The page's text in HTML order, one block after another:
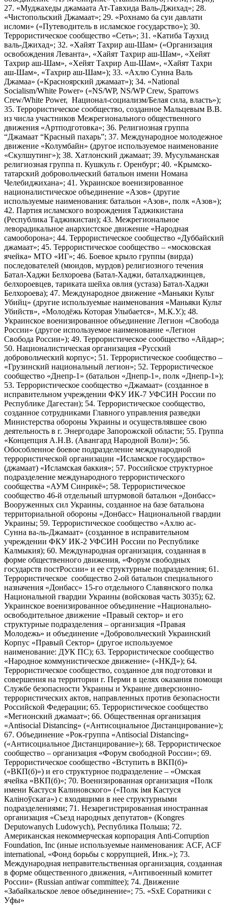
27. «Муджахеды джамаата Ат-Тавхида Валь-Джихад»; 28.
«Чистопольский Джамаат»; 29. «Рохнамо ба суи давлати
исломи» («Путеводитель в исламское государство»); 30.
Террористическое сообщество «Сеть»; 31. «Катиба Таухид
валь-Джихад»; 32. «Хайят Тахрир аш-Шам» («Организация
освобождения Леванта», «Хайят Тахрир аш-Шам», «Хейят
Тахрир аш-Шам», «Хейят Тахрир Аш-Шам», «Хайят Тахри
аш-Шам», «Тахрир аш-Шам»); 33. «Ахлю Сунна Валь
Джамаа» («Красноярский джамаат»); 34. «National
Socialism/White Power» («NS/WP, NS/WP Crew, Sparrows
Crew/White Power, Национал-социализм/Белая сила, власть»);
35. Террористическое сообщество, созданное Мальцевым В.В.
из числа участников Межрегионального общественного
движения «Артподготовка»; 36. Религиозная группа
“Джамаат “Красный пахарь”; 37. Международное молодежное
движение «Колумбайн» (другое используемое наименование
«Скулшутинг»); 38. Хатлонский джамаат; 39. Мусульманская
религиозная группа п. Кушкуль г. Оренбург; 40. «Крымско-
татарский добровольческий батальон имени Номана
Челебиджихана»; 41. Украинское военизированное
националистическое объединение «Азов» (другие
используемые наименования: батальон «Азов», полк «Азов»);
42. Партия исламского возрождения Таджикистана
(Республика Таджикистан); 43. Межрегиональное
леворадикальное анархистское движение «Народная
самооборона»; 44. Террористическое сообщество «Дуббайский
джамаат»; 45. Террористическое сообщество – «московская
ячейка» МТО «ИГ»; 46. Боевое крыло группы (вирда)
последователей (мюидов, мурдов) религиозного течения
Батал-Хаджи Белхороева (Батал-Хаджи, баталхаджинцев,
белхороевцев, тариката шейха овлия (устаза) Батал-Хаджи
Белхороева); 47. Международное движение «Маньяки Культ
Убийц» (другие используемые наименования «Маньяки Культ
Убийств», «Молодёжь Которая Улыбается», М.К.У.); 48.
Украинское военизированное объединение Легион «Свобода
России» (другое используемое наименование «Легион
Свобода России»); 49. Террористическое сообщество «Айдар»;
50. Националистическая организация «Русский
добровольческий корпус»; 51. Террористическое сообщество –
«Грузинский национальный легион»; 52. Террористическое
сообщество «Днепр-1» (батальон «Днепр-1», полк «Днепр-1»);
53. Террористическое сообщество «Джамаат» (созданное в
исправительном учреждении ФКУ ИК-7 УФСИН России по
Республике Дагестан); 54. Террористическое сообщество,
созданное сотрудниками Главного управления разведки
Министерства обороны Украины и осуществлявшее свою
деятельность в г. Энергодаре Запорожской области; 55. Группа
«Концепция А.Н.В. (Авангард Народной Воли)»; 56.
Обособленное боевое подразделение международной
террористической организации «Исламское государство»
(джамаат) «Исламская баккия»; 57. Российское структурное
подразделение международного террористического
сообщества «АУМ Синрикё»; 58. Террористическое
сообщество 46-й отдельный штурмовой батальон «Донбасс»
Вооруженных сил Украины, созданное на базе батальона
территориальной обороны «Донбасс» Национальной гвардии
Украины; 59. Террористическое сообщество «Ахлю ас-
Сунна ва-ль-Джамаат» (созданное в исправительном
учреждении ФКУ ИК-2 УФСИН России по Республике
Калмыкия); 60. Международная организация, созданная в
форме общественного движения, «Форум свободных
государств постРоссии» и ее структурные подразделения; 61.
Террористическое сообщество 2-ой батальон специального
назначения «Донбасс» 15-го отдельного Славянского полка
Национальной гвардии Украины (войсковая часть 3035); 62.
Украинское военизированное объединение «Национально-
освободительное движение «Правый сектор» и его
структурные подразделения – организация «Правая
Молодежь» и объединение «Добровольческий Украинский
Корпус «Правый Сектор» (другое используемое
наименование: ДУК ПС); 63. Террористическое сообщество
«Народное коммунистическое движение» («НКД»); 64.
Террористическое сообщество, созданное для подготовки и
совершения на территории г. Перми в целях оказания помощи
Службе безопасности Украины и Украине диверсионно-
террористических актов, направленных против безопасности
Российской Федерации; 65. Террористическое сообщество
«Мегионский джамаат»; 66. Общественная организация
«Antisocial Distancing» («Антисоциальное Дистанцирование»);
67. Объединение «Рок-группа «Antisocial Distancing»
(«Антисоциальное Дистанцирование»); 68. Террористическое
сообщество – организация «Форум свободной России»; 69.
Террористическое сообщество «Вступить в ВКП(б)»
(«ВКП(б)») и его структурное подразделение – «Омская
ячейка «ВКП(б)»; 70. Военизированная организация «Полк
имени Кастуся Калиновского» («Полк iмя Кастуся
Калiноўскага») с входящими в нее структурными
подразделениями; 71. Незарегистрированная иностранная
организация «Съезд народных депутатов» (Kongres
Deputowanych Ludowych), Республика Польша; 72.
Американская некоммерческая корпорация Anti-Corruption
Foundation, Inc (иные используемые наименования: ACF, ACF
international, «Фонд борьбы с коррупцией, Инк.»); 73.
Международная неправительственная организация, созданная
в форме общественного движения, «Антивоенный комитет
России» (Russian antiwar committee); 74. Движение
«Забайкальское левое объединение»; 75. «SxE Соратники с
Уфы»